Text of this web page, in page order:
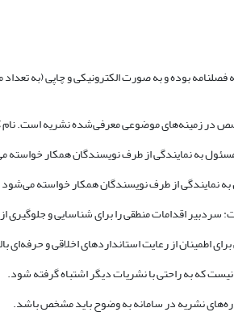
فصلنامه بوده و به صورت الکترونیکی و چاپی